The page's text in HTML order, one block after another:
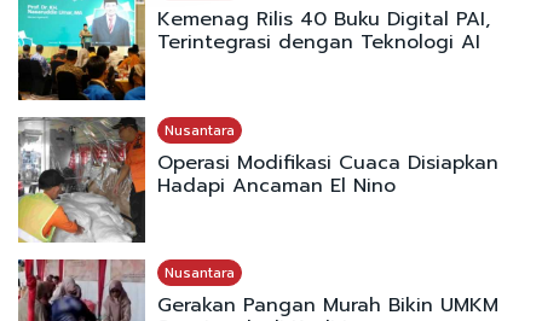
Kemenag Rilis 40 Buku Digital PAI,
Terintegrasi dengan Teknologi AI
Nusantara
Operasi Modifikasi Cuaca Disiapkan
Hadapi Ancaman El Nino
Nusantara
Gerakan Pangan Murah Bikin UMKM